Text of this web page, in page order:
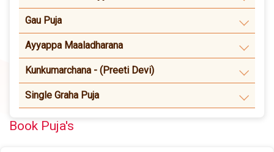
Gau Puja
Ayyappa Maaladharana
Kunkumarchana - (Preeti Devi)
Single Graha Puja
Book Puja's